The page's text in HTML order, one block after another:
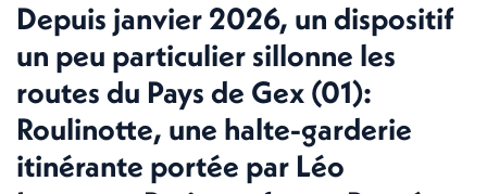
Depuis janvier 2026, un dispositif
un peu particulier sillonne les
routes du Pays de Gex (01):
Roulinotte, une halte-garderie
itinérante portée par Léo